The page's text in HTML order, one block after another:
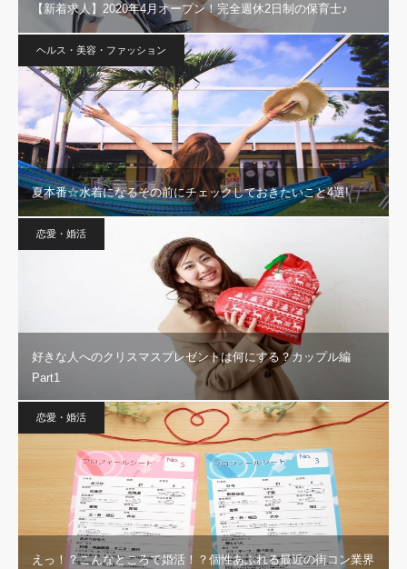
【新着求人】2020年4月オープン！完全週休2日制の保育士♪
ヘルス・美容・ファッション
夏本番☆水着になるその前にチェックしておきたいこと4選!
恋愛・婚活
好きな人へのクリスマスプレゼントは何にする？カップル編
Part1
恋愛・婚活
えっ！？こんなところで婚活！？個性あふれる最近の街コン業界